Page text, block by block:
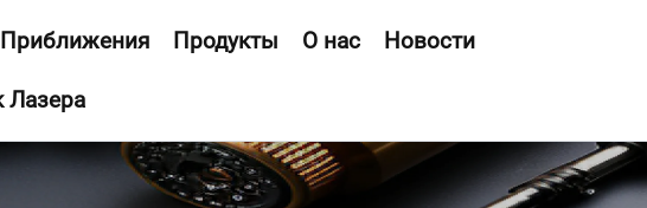
Продукты О нас Новости
Лазера